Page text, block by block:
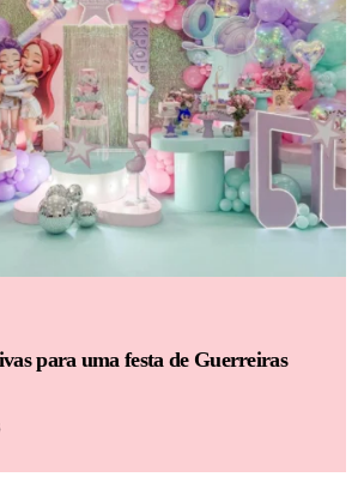
para uma festa de Guerreiras